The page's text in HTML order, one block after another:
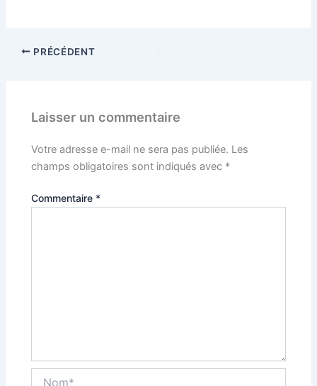
PRÉCÉDENT
Laisser un commentaire
Votre adresse e-mail ne sera pas publiée. Les
champs obligatoires sont indiqués avec *
Commentaire *